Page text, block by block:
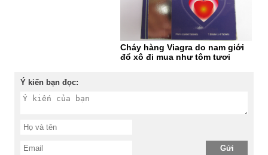
Cháy hàng Viagra do nam giới
đổ xô đi mua như tôm tươi
Ý kiến bạn đọc: